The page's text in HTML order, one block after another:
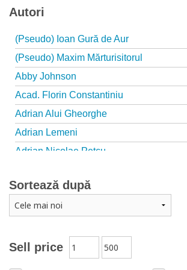
Autori
(Pseudo) Ioan Gură de Aur
(Pseudo) Maxim Mărturisitorul
Abby Johnson
Acad. Florin Constantiniu
Adrian Alui Gheorghe
Adrian Lemeni
Adrian Nicolae Petcu
Adriana Petrescu
Alexandra Rotariu
Alexandru Creţu
Sell price
Sortează după